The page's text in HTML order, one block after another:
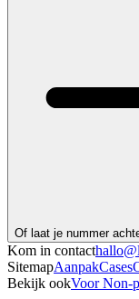
Of laat je nummer
Kom in contacthallo@
SitemapAanpakCases
Bekijk ookVoor Non-